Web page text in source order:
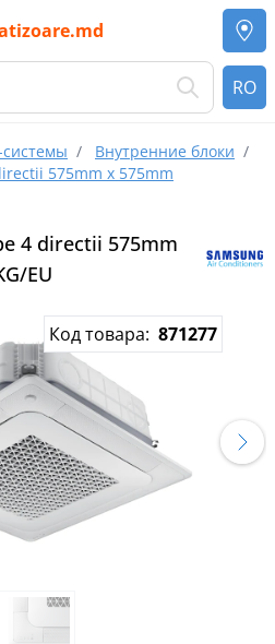
RO
/ Внутренние блоки /
575mm x 575mm
4 directii 575mm
EU
Код товара: 871277